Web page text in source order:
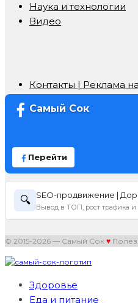
Наука и технологии
Видео
Контакты | Реклама
Самый Сок
Перейти
🔍 SEO-продвижение |
Вывод в ТОП, рост трафика
© 2015-2026 — Самый Сок ♥
Здоровье
Еда и питание